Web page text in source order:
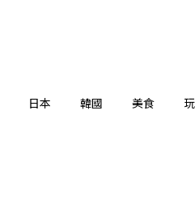
日本 韓國 美食